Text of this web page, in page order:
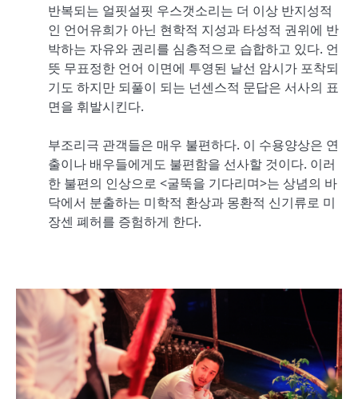
반복되는 얼핏설핏 우스갯소리는 더 이상 반지성적
인 언어유희가 아닌 현학적 지성과 타성적 권위에 반
박하는 자유와 권리를 심층적으로 습합하고 있다. 언
뜻 무표정한 언어 이면에 투영된 날선 암시가 포착되
기도 하지만 되풀이 되는 넌센스적 문답은 서사의 표
면을 휘발시킨다.
부조리극 관객들은 매우 불편하다. 이 수용양상은 연
출이나 배우들에게도 불편함을 선사할 것이다. 이러
한 불편의 인상으로 <굴뚝을 기다리며>는 상념의 바
닥에서 분출하는 미학적 환상과 몽환적 신기류로 미
장센 폐허를 증험하게 한다.